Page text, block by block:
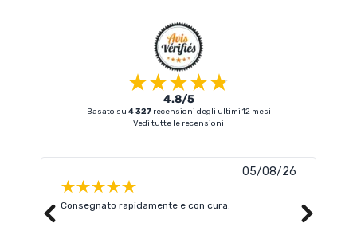
4.8/5
Basato su 4 327recensioni degli ultimi 12 mesi
Vedi tutte le recensioni
05/08/26
Consegnato rapidamente e con cura.